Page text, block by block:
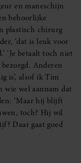
en maneschijn
behoorlijke
plastisch chirurg
‘dat is leuk voor
‘Je betaalt toch niet
Anderen
is’, alsof ik Tim
wie wel aannam dat
‘Maar hij blijft
toch? Hij wil
Daar gaat goed